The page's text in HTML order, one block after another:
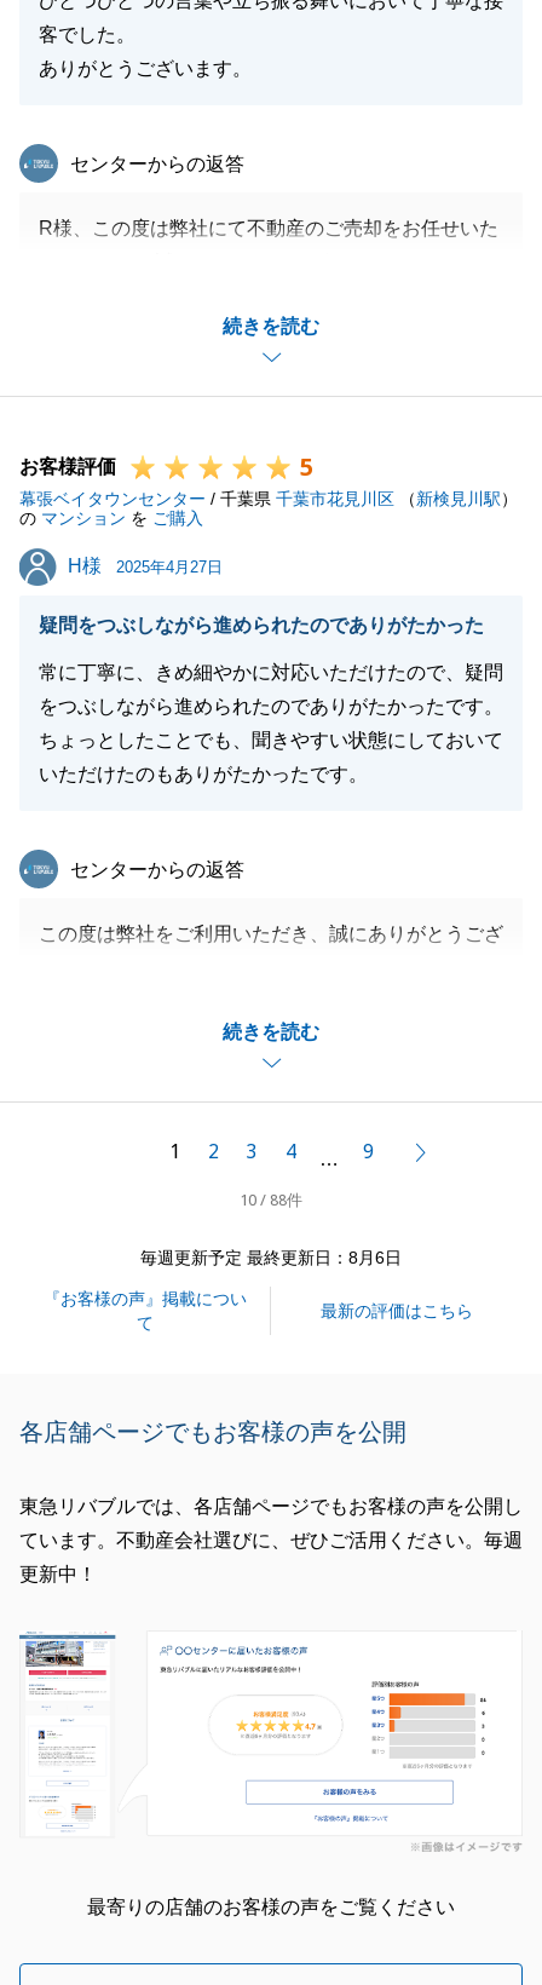
客でした。
ありがとうございます。
続きを読む
東急リバブル
センターからの返答
R様、この度は弊社にて不動産のご売却をお任せいた
対応くださりましたおかげ様で無事にお取引を終了す
今後とも何かお困りのことなどございましたら、いつ
R様のご多幸を心よりお祈り申し上げます。
お客様評価 5
幕張ベイタウンセンター / 千葉県 千葉市花見川区 （新検見川駅）
の マンション を ご購入
H様
H様 2025年4月27日
疑問をつぶしながら進められたのでありがたかった
常に丁寧に、きめ細やかに対応いただけたので、疑問
をつぶしながら進められたのでありがたかったです。
ちょっとしたことでも、聞きやすい状態にしておいて
いただけたのもありがたかったです。
続きを読む
東急リバブル
センターからの返答
この度は弊社をご利用いただき、誠にありがとうござ
力を頂き、無事に決済ができ、大変嬉しく存じます。
お取引完了後もお困りごと等ございましたら、お気軽
にご相談くださいませ。
1 2 3 4 … 9
10 / 88件
毎週更新予定 最終更新日：8月6日
『お客様の声』掲載につい
て
最新の評価はこちら
各店舗ページでもお客様の声を公開
東急リバブルでは、各店舗ページでもお客様の声を公開し
ています。不動産会社選びに、ぜひご活用ください。毎週
更新中！
最寄りの店舗のお客様の声をご覧ください